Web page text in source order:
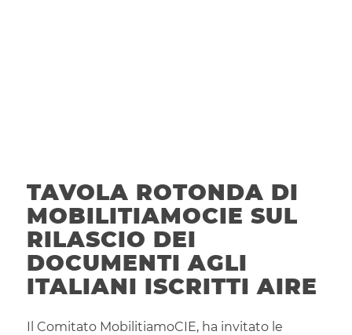
TAVOLA ROTONDA DI
MOBILITIAMOCIE SUL
RILASCIO DEI
DOCUMENTI AGLI
ITALIANI ISCRITTI AIRE
Il Comitato MobilitiamoCIE, ha invitato le